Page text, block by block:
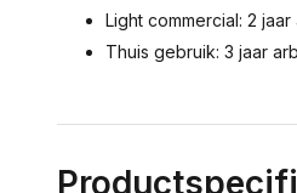
Light commercial: 2
Thuis gebruik: 3 jaar